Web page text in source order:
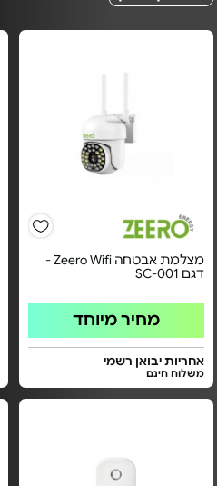
מצלמת אבטחה Zeero Wifi -
דגם SC-001
מחיר מיוחד
אחריות יבואן רשמי
משלוח חינם